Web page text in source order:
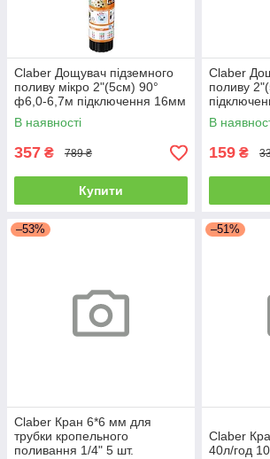
Claber Дощувач підземного
поливу мікро 2"(5см) 90°
ф6,0-6,7м підключення 16мм
COLIBRI
В наявності
357 ₴ 789 ₴
Купити
Claber
поливу
В
159 ₴
–53%
Claber Кран 6*6 мм для
трубки кропельного
поливання 1/4" 5 шт.
–51%
Claber
40л/год